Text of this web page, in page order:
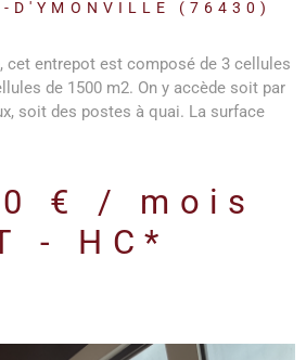
D'YMONVILLE (76430)
cet entrepot est composé de 3 cellules
de 1500 m2. On y accède soit par
soit des postes à quai. La surface
informations sur les risques auxquels
disponibles sur le site Géorisques
€ / mois
- HC*